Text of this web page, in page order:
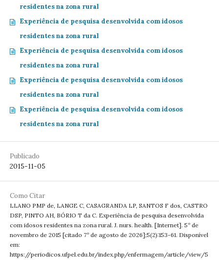
residentes na zona rural
Experiência de pesquisa desenvolvida com idosos
residentes na zona rural
Experiência de pesquisa desenvolvida com idosos
residentes na zona rural
Experiência de pesquisa desenvolvida com idosos
residentes na zona rural
Experiência de pesquisa desenvolvida com idosos
residentes na zona rural
Publicado
2015-11-05
Como Citar
LLANO PMP de, LANGE C, CASAGRANDA LP, SANTOS F dos, CASTRO
DSP, PINTO AH, BÓRIO T da C. Experiência de pesquisa desenvolvida
com idosos residentes na zona rural. J. nurs. health. [Internet]. 5º de
novembro de 2015 [citado 7º de agosto de 2026];5(2):153-61. Disponível
em:
https://periodicos.ufpel.edu.br/index.php/enfermagem/article/view/5